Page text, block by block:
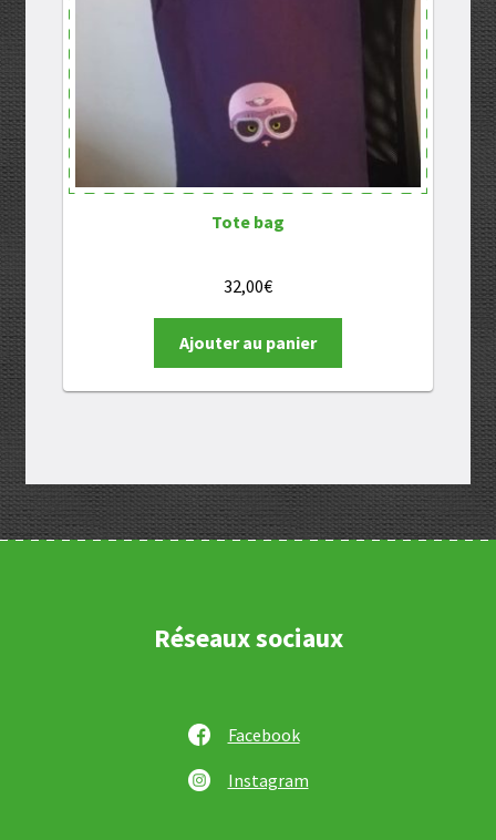
Tote bag
32,00€
Ajouter au panier
Réseaux sociaux
Facebook
Instagram